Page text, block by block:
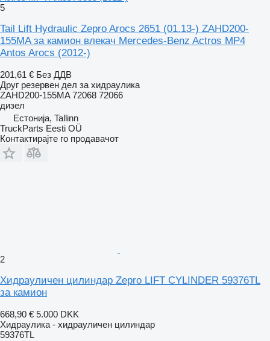
5
Tail Lift Hydraulic Zepro Arocs 2651 (01.13-) ZAHD200-
155MA за камион влекач Mercedes-Benz Actros MP4
Antos Arocs (2012-)
201,61 € Без ДДВ
Друг резервен дел за хидраулика
ZAHD200-155MA 72068 72066
дизел
Естонија, Tallinn
TruckParts Eesti OÜ
Контактирајте го продавачот
2
Хидрауличен цилиндар Zepro LIFT CYLINDER 59376TL
за камион
668,90 € 5.000 DKK
Хидраулика - хидрауличен цилиндар
59376TL